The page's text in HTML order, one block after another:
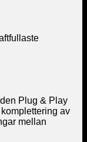
Plug & Play
av
mellan